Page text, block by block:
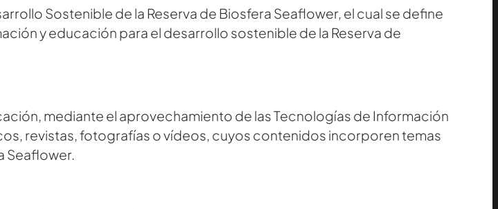
Sostenible de la Reserva de Biosfera Seaflower, el cual se define
y educación para el desarrollo sostenible de la Reserva de
mediante el aprovechamiento de las Tecnologías de Información
revistas, fotografías o vídeos, cuyos contenidos incorporen temas
Seaflower.